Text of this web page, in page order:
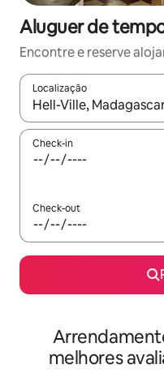
Aluguer de
Encontre e reserve
Localização
Quando os resultados
Check-in
Check-out
melhores